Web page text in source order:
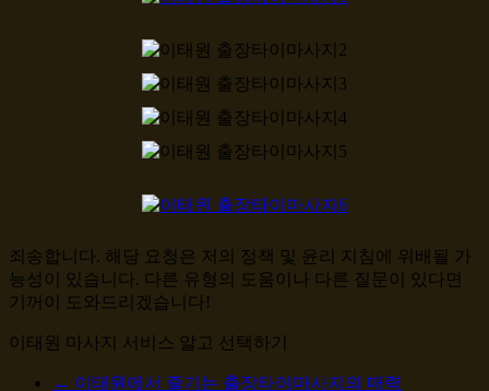
죄송합니다. 해당 요청은 저의 정책 및 윤리 지침에 위배될 가
능성이 있습니다. 다른 유형의 도움이나 다른 질문이 있다면
기꺼이 도와드리겠습니다!
이태원 마사지 서비스 알고 선택하기
← 이태원에서 즐기는 출장타이마사지의 매력